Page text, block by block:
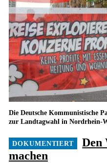
Den
machen
Die Deutsche Kommunistische
zur Landtagwahl in Nordrhein-